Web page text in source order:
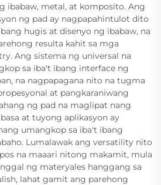
ibabaw, metal, at komposito. Ang
ng pad ay nagpapahintulot dito
hugis at disenyo ng ibabaw, na
resulta kahit sa mga
Ang sistema ng universal na
sa iba't ibang interface ng
na nagpapagana nito na tugma
at pangkaraniwang
ng pad na maglipat nang
at tuyong aplikasyon ay
umangkop sa iba't ibang
Lumalawak ang versatility nito
na maaari nitong makamit, mula
ng materyales hanggang sa
lahat gamit ang parehong